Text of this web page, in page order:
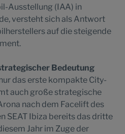
Ausstellung (IAA) in
versteht sich als Antwort
auf die steigende
Bedeutung
das erste kompakte City-
auch große strategische
nach dem Facelift des
SEAT Ibiza bereits das dritte
Jahr im Zuge der